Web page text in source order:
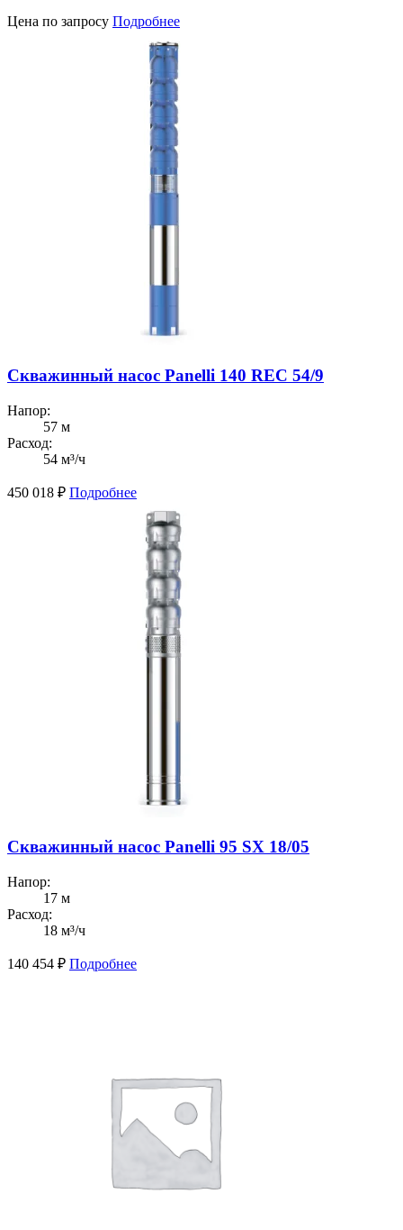
Цена по запросу Подробнее
Скважинный насос Panelli 140 REC 54/9
Напор:
57 м
Расход:
54 м³/ч
450 018 ₽ Подробнее
Скважинный насос Panelli 95 SX 18/05
Напор:
17 м
Расход:
18 м³/ч
140 454 ₽ Подробнее